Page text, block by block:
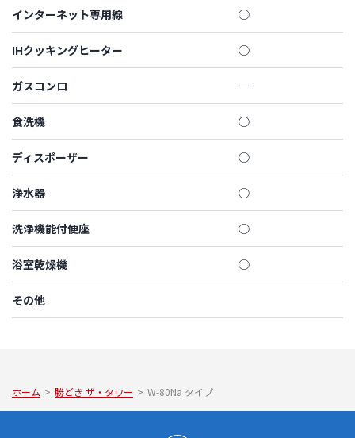
インターネット専用線 ◯
IHクッキングヒーター ◯
ガスコンロ ―
食洗機 ◯
ディスポーザー ◯
浄水器 ◯
洗浄機能付便座 ◯
浴室乾燥機 ◯
その他
ホーム > 勝どき ザ・タワー > W-80Na タイプ